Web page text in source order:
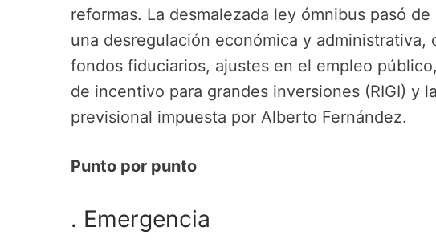
reformas. La desmalezada ley ómnibus pasó
una desregulación económica y administrativa,
fondos fiduciarios, ajustes en el empleo
de incentivo para grandes inversiones (RIGI) y
previsional impuesta por Alberto Fernández.
Punto por punto
. Emergencia